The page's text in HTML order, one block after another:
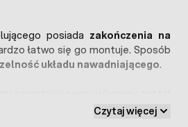
posiada zakończenia na
łatwo się go montuje. Sposób
układu nawadniającego.
sztucznego. Wyróżnia się
Czytaj więcej